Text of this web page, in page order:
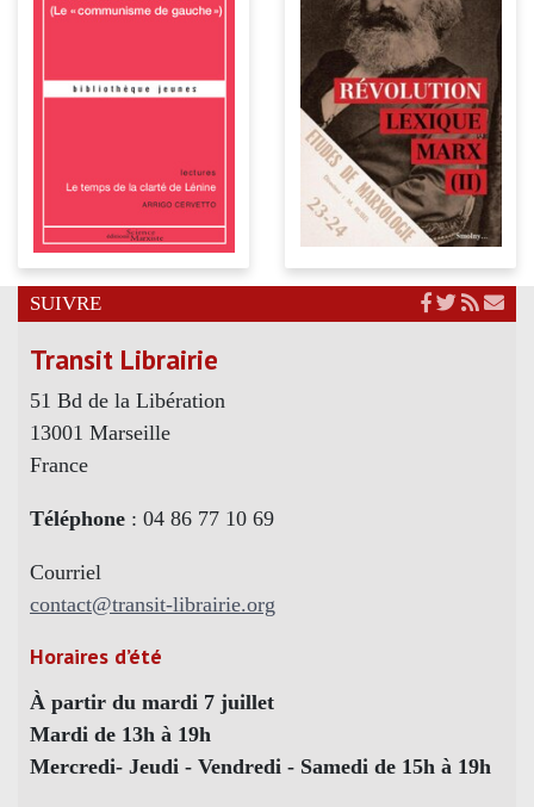
SUIVRE
Transit Librairie
51 Bd de la Libération
13001 Marseille
France
Téléphone : 04 86 77 10 69
Courriel
contact@transit-librairie.org
Horaires d’été
À partir du mardi 7 juillet
Mardi de 13h à 19h
Mercredi- Jeudi - Vendredi - Samedi de 15h à 19h